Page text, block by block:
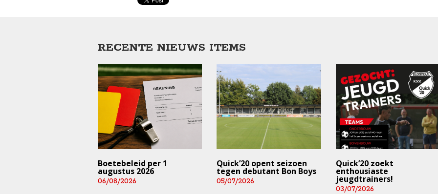
RECENTE NIEUWS ITEMS
Boetebeleid per 1
augustus 2026
06/08/2026
Quick’20 opent seizoen
tegen debutant Bon Boys
05/07/2026
Quick’20 zoekt
enthousiaste
jeugdtrainers!
03/07/2026